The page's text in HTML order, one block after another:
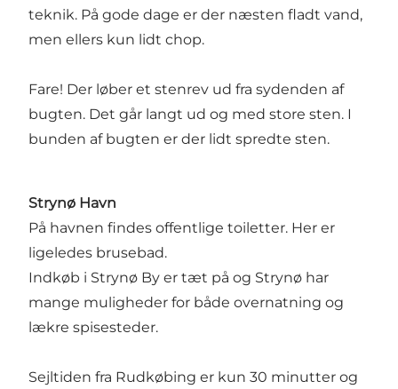
teknik. På gode dage er der næsten fladt vand,
men ellers kun lidt chop.
Fare! Der løber et stenrev ud fra sydenden af
bugten. Det går langt ud og med store sten. I
bunden af bugten er der lidt spredte sten.
Strynø Havn
På havnen findes offentlige toiletter. Her er
ligeledes brusebad.
Indkøb i Strynø By er tæt på og Strynø har
mange muligheder for både overnatning og
lækre spisesteder.
Sejltiden fra Rudkøbing er kun 30 minutter og